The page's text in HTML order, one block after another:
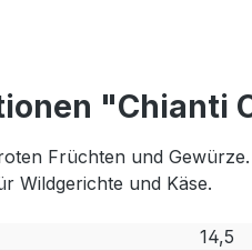
"Chianti
Früchten und
Wildgerichte und Käse.
14,5